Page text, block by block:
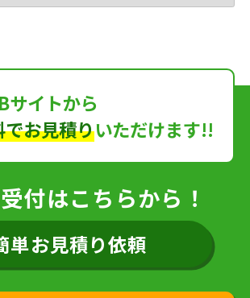
サイトから
でお見積りいただけます!!
付はこちらから！
単お見積り依頼